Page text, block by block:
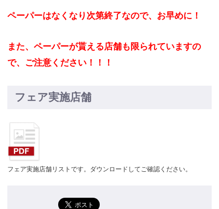
ペーパーはなくなり次第終了なので、お早めに！
また、ペーパーが貰える店舗も限られていますの
で、ご注意ください！！！
フェア実施店舗
フェア実施店舗リストです。ダウンロードしてご確認ください。